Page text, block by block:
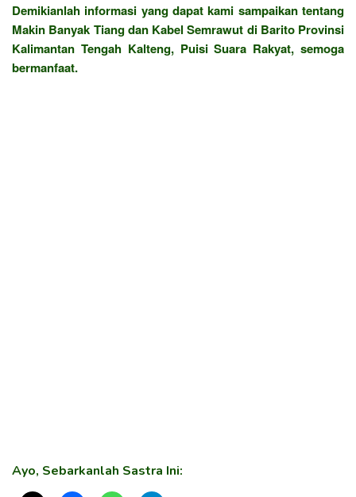
Demikianlah informasi yang dapat kami sampaikan tentang
Makin Banyak Tiang dan Kabel Semrawut di Barito Provinsi
Kalimantan Tengah Kalteng, Puisi Suara Rakyat, semoga
bermanfaat.
Ayo, Sebarkanlah Sastra Ini: